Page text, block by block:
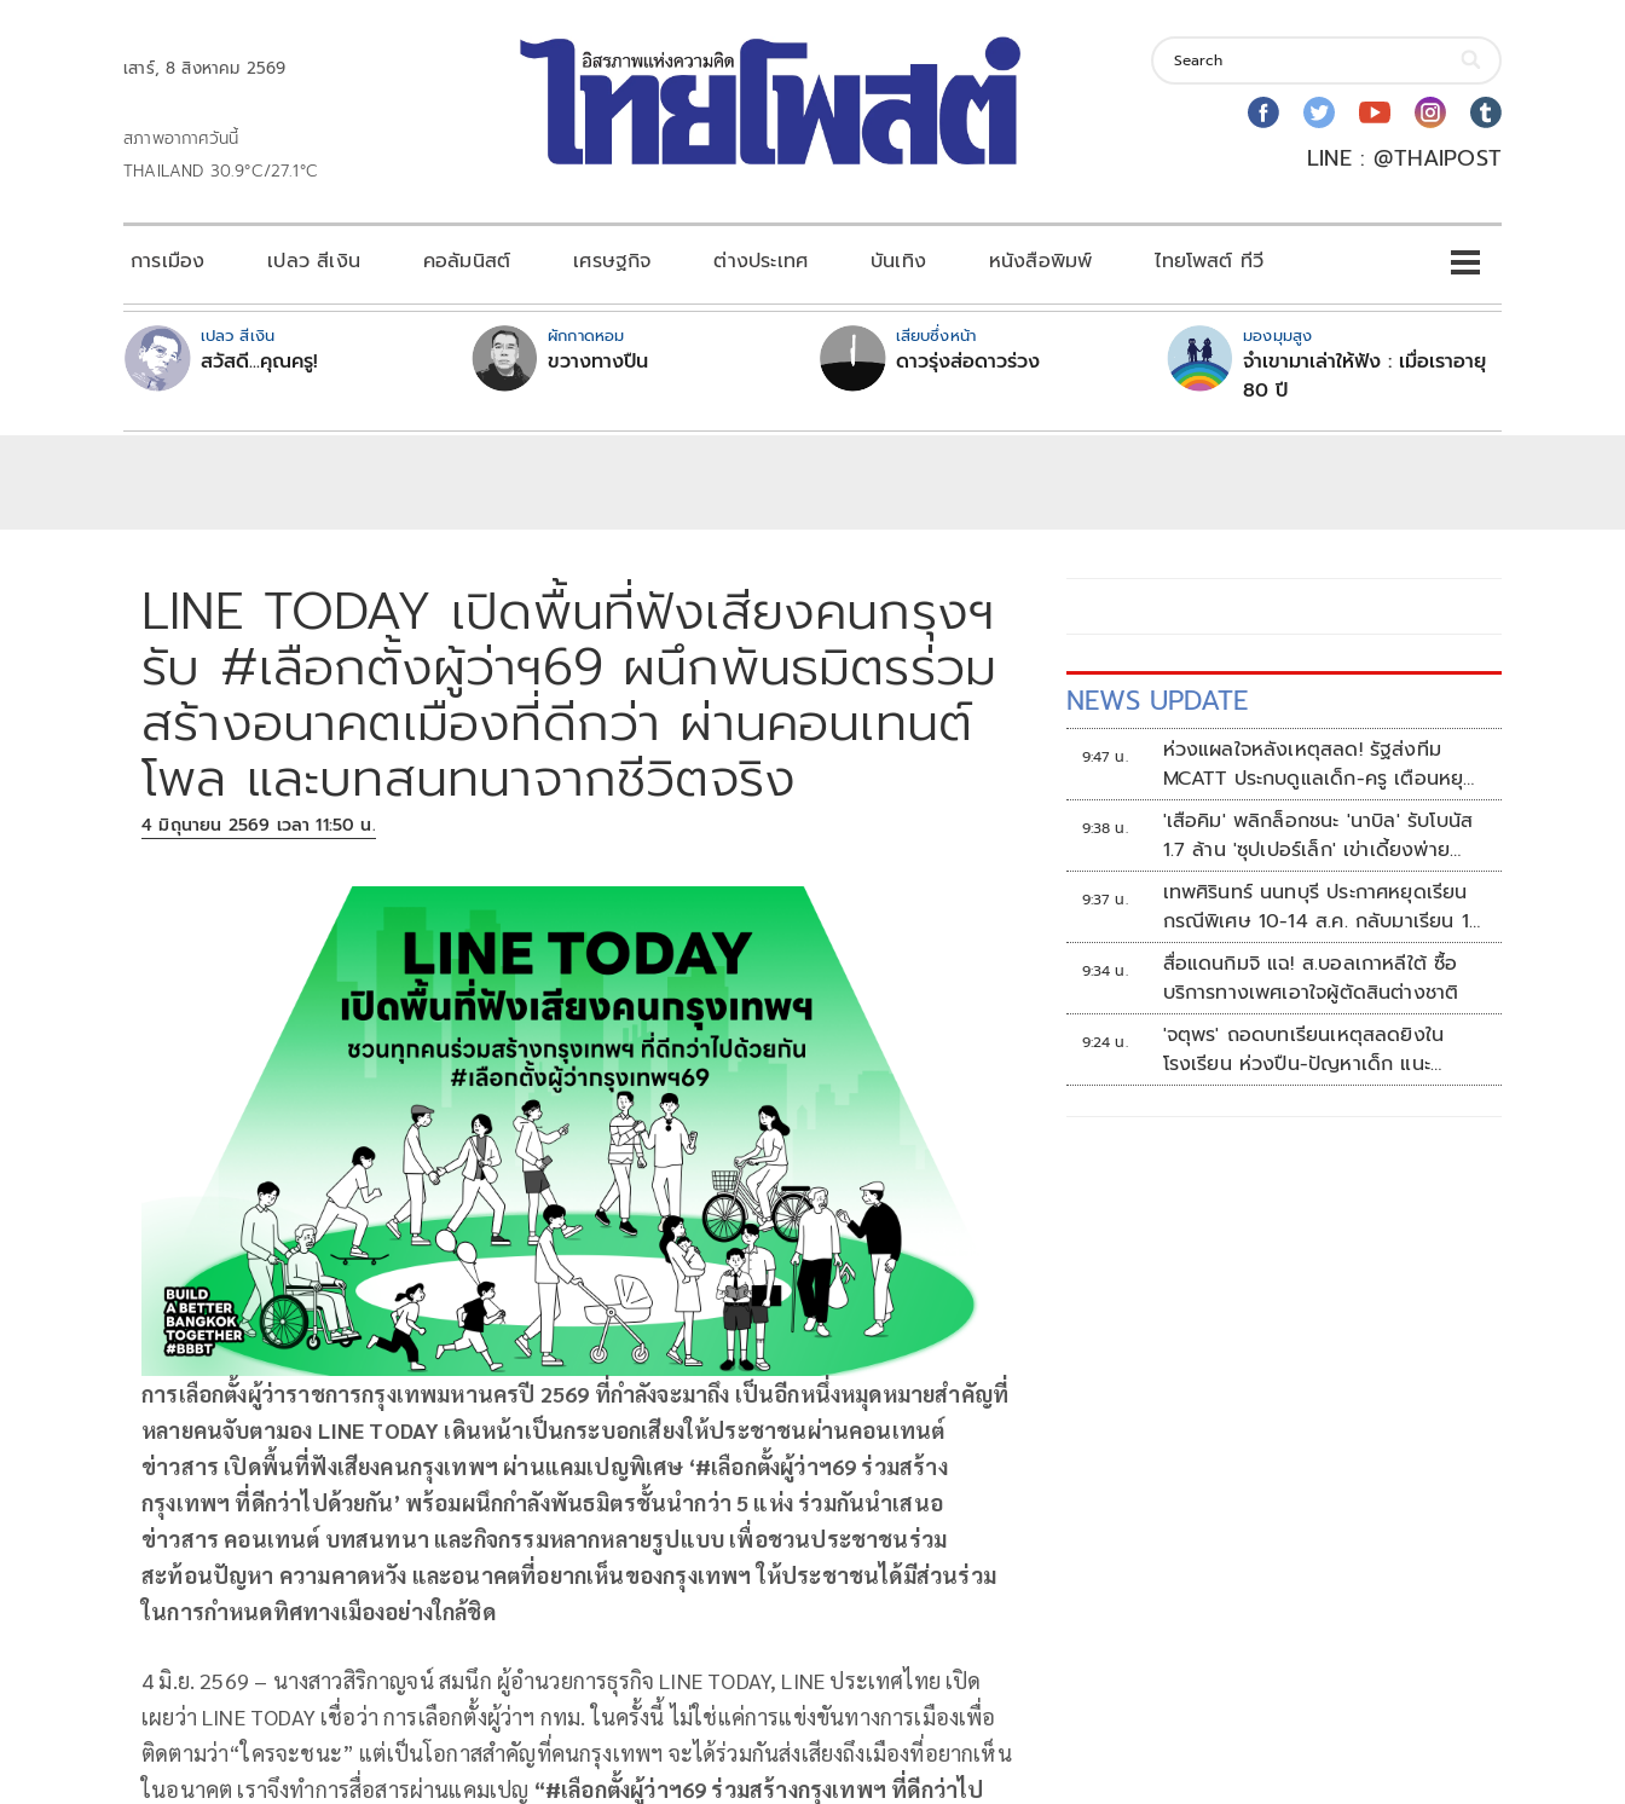
เสาร์, 8 สิงหาคม 2569
สภาพอากาศวันนี้
THAILAND 30.9°C/27.1°C
LINE : @THAIPOST
การเมือง เปลว สีเงิน คอลัมนิสต์ เศรษฐกิจ ต่างประเทศ บันเทิง หนังสือพิมพ์ ไทยโพสต์ ทีวี
เปลว สีเงิน
สวัสดี...คุณครู!
ผักกาดหอม
ขวางทางปืน
เสียบซึ่งหน้า
ดาวรุ่งส่อดาวร่วง
มองมุมสูง
จำเขามาเล่าให้ฟัง : เมื่อเราอายุ
80 ปี
LINE TODAY เปิดพื้นที่ฟังเสียงคนกรุงฯ
รับ #เลือกตั้งผู้ว่าฯ69 ผนึกพันธมิตรร่วม
สร้างอนาคตเมืองที่ดีกว่า ผ่านคอนเทนต์
โพล และบทสนทนาจากชีวิตจริง
4 มิถุนายน 2569 เวลา 11:50 น.
การเลือกตั้งผู้ว่าราชการกรุงเทพมหานครปี 2569 ที่กำลังจะมาถึง เป็นอีกหนึ่งหมุดหมายสำคัญที่
หลายคนจับตามอง LINE TODAY เดินหน้าเป็นกระบอกเสียงให้ประชาชนผ่านคอนเทนต์
ข่าวสาร เปิดพื้นที่ฟังเสียงคนกรุงเทพฯ ผ่านแคมเปญพิเศษ ‘#เลือกตั้งผู้ว่าฯ69 ร่วมสร้าง
กรุงเทพฯ ที่ดีกว่าไปด้วยกัน’ พร้อมผนึกกำลังพันธมิตรชั้นนำกว่า 5 แห่ง ร่วมกันนำเสนอ
ข่าวสาร คอนเทนต์ บทสนทนา และกิจกรรมหลากหลายรูปแบบ เพื่อชวนประชาชนร่วม
สะท้อนปัญหา ความคาดหวัง และอนาคตที่อยากเห็นของกรุงเทพฯ ให้ประชาชนได้มีส่วนร่วม
ในการกำหนดทิศทางเมืองอย่างใกล้ชิด
4 มิ.ย. 2569 – นางสาวสิริกาญจน์ สมนึก ผู้อำนวยการธุรกิจ LINE TODAY, LINE ประเทศไทย เปิด
เผยว่า LINE TODAY เชื่อว่า การเลือกตั้งผู้ว่าฯ กทม. ในครั้งนี้ ไม่ใช่แค่การแข่งขันทางการเมืองเพื่อ
ติดตามว่า“ใครจะชนะ” แต่เป็นโอกาสสำคัญที่คนกรุงเทพฯ จะได้ร่วมกันส่งเสียงถึงเมืองที่อยากเห็น
ในอนาคต เราจึงทำการสื่อสารผ่านแคมเปญ “#เลือกตั้งผู้ว่าฯ69 ร่วมสร้างกรุงเทพฯ ที่ดีกว่าไป
NEWS UPDATE
9:47 น.
ห่วงแผลใจหลังเหตุสลด! รัฐส่งทีม
MCATT ประกบดูแลเด็ก-ครู เตือนหยุด
แชร์ภาพรุนแรง
9:38 น.
'เสือคิม' พลิกล็อกชนะ 'นาบิล' รับโบนัส
1.7 ล้าน 'ซุปเปอร์เล็ก' เข่าเดี้ยงพ่าย
TKO
9:37 น.
เทพศิรินทร์ นนทบุรี ประกาศหยุดเรียน
กรณีพิเศษ 10-14 ส.ค. กลับมาเรียน 17
ส.ค.
9:34 น.
สื่อแดนกิมจิ แฉ! ส.บอลเกาหลีใต้ ซื้อ
บริการทางเพศเอาใจผู้ตัดสินต่างชาติ
9:24 น.
'จตุพร' ถอดบทเรียนเหตุสลดยิงใน
โรงเรียน ห่วงปืน-ปัญหาเด็ก แนะ
ศธ.เร่งอุดช่องโหว่